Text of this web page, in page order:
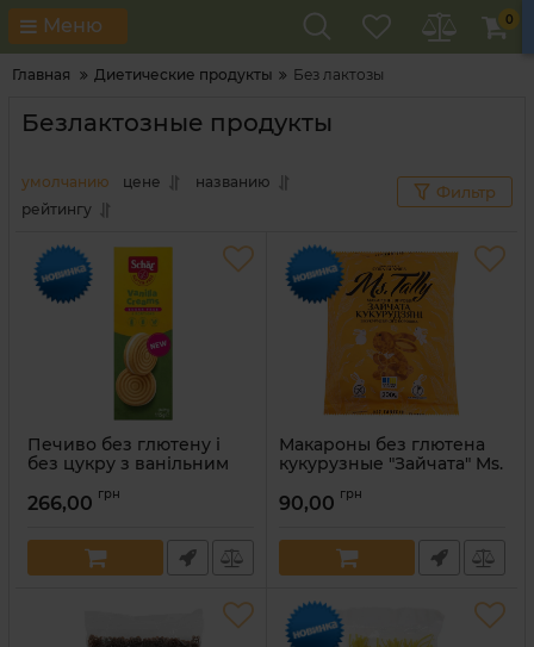
Меню 0
Главная Диетические продукты Без лактозы
Безлактозные продукты
умолчанию цене
названию
рейтингу
Фильтр
Печиво без глютену і
без цукру з ванільним
Dr. Schar 115 г
266,00 грн
Макароны без глютена
кукурузные "Зайчата" Ms.
Артикул: 4820216951783
90,00 грн